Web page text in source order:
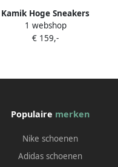
Kamik Hoge Sneakers
Hemlock
1 webshop
€ 159,-
Populaire merken
Nike schoenen
Adidas schoenen